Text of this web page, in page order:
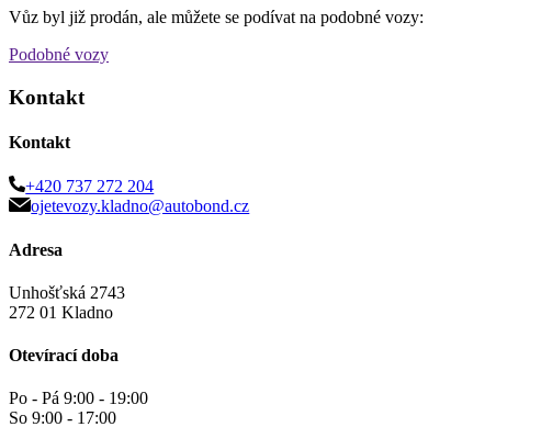
Vůz byl již prodán, ale můžete se podívat na podobné vozy:
Podobné vozy
Kontakt
Kontakt
+420 737 272 204
ojetevozy.kladno@autobond.cz
Adresa
Unhošťská 2743
272 01 Kladno
Otevírací doba
Po - Pá 9:00 - 19:00
So 9:00 - 17:00